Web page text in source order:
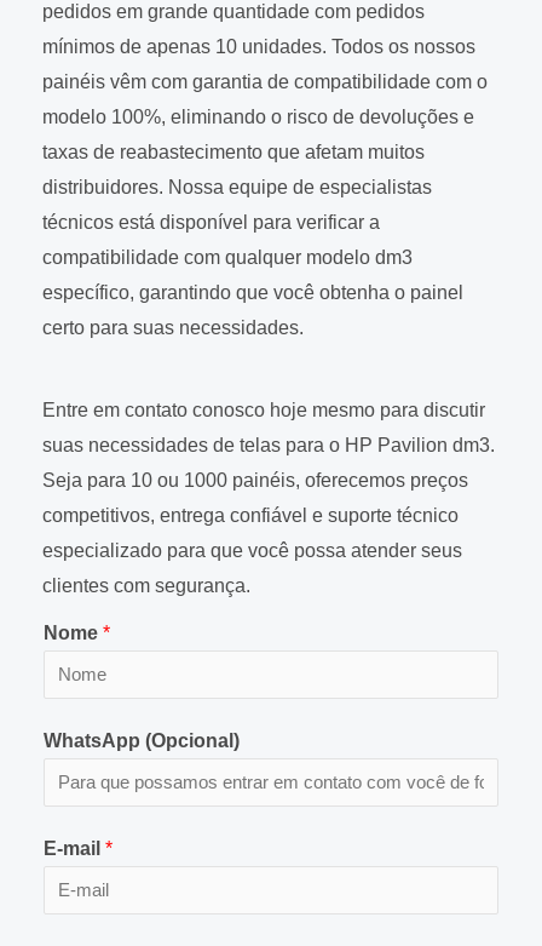
pedidos em grande quantidade com pedidos
mínimos de apenas 10 unidades. Todos os nossos
painéis vêm com garantia de compatibilidade com o
modelo 100%, eliminando o risco de devoluções e
taxas de reabastecimento que afetam muitos
distribuidores. Nossa equipe de especialistas
técnicos está disponível para verificar a
compatibilidade com qualquer modelo dm3
específico, garantindo que você obtenha o painel
certo para suas necessidades.
Entre em contato conosco hoje mesmo para discutir
suas necessidades de telas para o HP Pavilion dm3.
Seja para 10 ou 1000 painéis, oferecemos preços
competitivos, entrega confiável e suporte técnico
especializado para que você possa atender seus
clientes com segurança.
Nome *
WhatsApp (Opcional)
E-mail *